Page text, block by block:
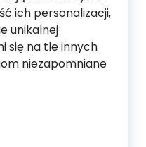
ich personalizacji,
unikalnej
się na tle innych
niezapomniane